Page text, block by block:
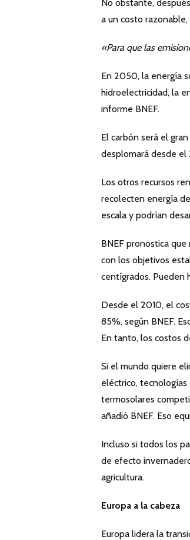
No obstante,
a un costo
«Para que las
En 2050, la energía
hidroelectricidad, la
informe BNEF.
El carbón será el
desplomará desde el
Los otros recursos
recolecten energía
escala y podrían
BNEF pronostica
con los objetivos
centígrados. Pueden
Desde el 2010, el
85%, según BNEF.
En tanto, los costos
Si el mundo quiere
eléctrico,
termosolares
añadió BNEF. Eso
Incluso si todos los
de efecto
agricultura.
Europa a la cabeza
Europa lidera la